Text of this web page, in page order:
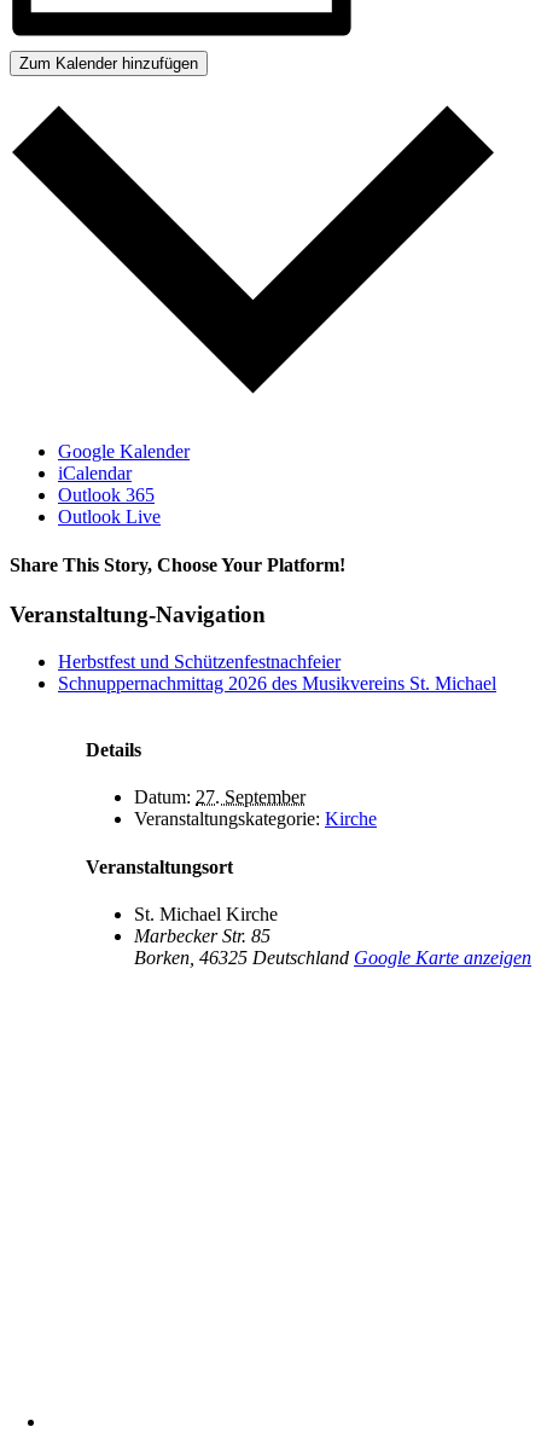
Zum Kalender hinzufügen
Google Kalender
iCalendar
Outlook 365
Outlook Live
Share This Story, Choose Your Platform!
Facebook
X
Bluesky
Reddit
LinkedIn
WhatsApp
Telegram
Tumblr
Xing
Email
Copy
Veranstaltung-Navigation
Herbstfest und Schützenfestnachfeier
Schnuppernachmittag 2026 des Musikvereins St. Michael
Details
Datum: 27. September
Veranstaltungskategorie: Kirche
Veranstaltungsort
St. Michael Kirche
Marbecker Str. 85
Borken 46325 Deutschland Google Karte anzeigen